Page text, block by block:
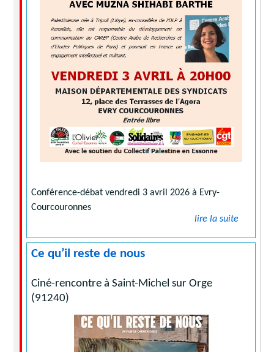
Conférence-débat vendredi 3 avril 2026 à Evry-
Courcouronnes
lire la suite
Ce qu’il reste de nous
Ciné-rencontre à Saint-Michel sur Orge
(91240)